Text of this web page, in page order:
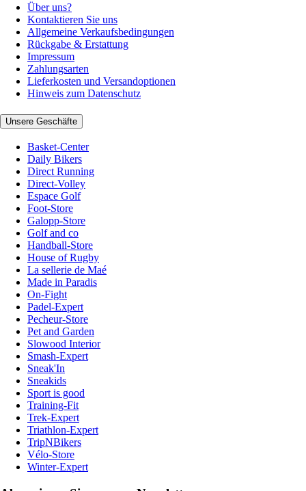
Über uns?
Kontaktieren Sie uns
Allgemeine Verkaufsbedingungen
Rückgabe & Erstattung
Impressum
Zahlungsarten
Lieferkosten und Versandoptionen
Hinweis zum Datenschutz
Unsere Geschäfte
Basket-Center
Daily Bikers
Direct Running
Direct-Volley
Espace Golf
Foot-Store
Galopp-Store
Golf and co
Handball-Store
House of Rugby
La sellerie de Maé
Made in Paradis
On-Fight
Padel-Expert
Pecheur-Store
Pet and Garden
Slowood Interior
Smash-Expert
Sneak'In
Sneakids
Sport is good
Training-Fit
Trek-Expert
Triathlon-Expert
TripNBikers
Vélo-Store
Winter-Expert